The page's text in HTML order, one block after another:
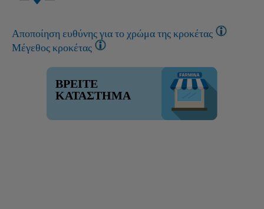
Αποποίηση ευθύνης για το χρώμα της κροκέτας
Μέγεθος κροκέτας
ΒΡΕΙΤΕ
ΚΑΤΑΣΤΗΜΑ